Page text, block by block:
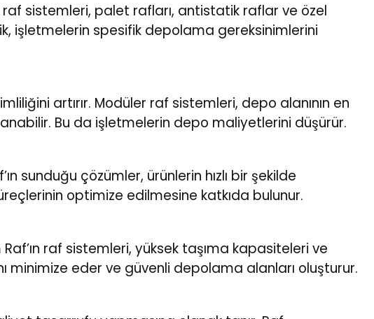
sistemleri, palet rafları, antistatik raflar ve özel
işletmelerin spesifik depolama gereksinimlerini
artırır. Modüler raf sistemleri, depo alanının en
Bu da işletmelerin depo maliyetlerini düşürür.
sunduğu çözümler, ürünlerin hızlı bir şekilde
optimize edilmesine katkıda bulunur.
raf sistemleri, yüksek taşıma kapasiteleri ve
minimize eder ve güvenli depolama alanları oluşturur.